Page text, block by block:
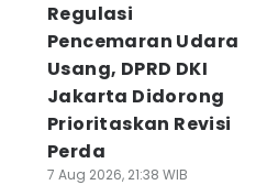
Regulasi
Pencemaran Udara
Usang, DPRD DKI
Jakarta Didorong
Prioritaskan Revisi
Perda
7 Aug 2026, 21:38 WIB